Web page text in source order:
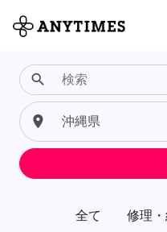
全て 修理
search
place